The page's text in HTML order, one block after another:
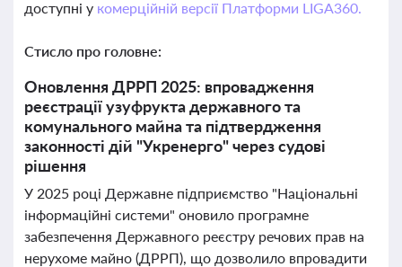
доступні у комерційній версії Платформи LIGA360.
Стисло про головне:
Оновлення ДРРП 2025: впровадження
реєстрації узуфрукта державного та
комунального майна та підтвердження
законності дій "Укренерго" через судові
рішення
У 2025 році Державне підприємство "Національні
інформаційні системи" оновило програмне
забезпечення Державного реєстру речових прав на
нерухоме майно (ДРРП), що дозволило впровадити